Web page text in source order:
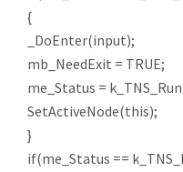
{
_DoEnter(input);
mb_NeedExit = TRUE;
me_Status =
SetActiveNode(this);
}
if(me_Status ==